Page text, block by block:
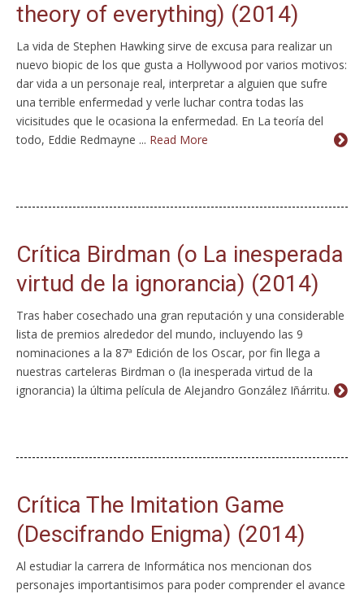
theory of everything) (2014)
La vida de Stephen Hawking sirve de excusa para realizar un
nuevo biopic de los que gusta a Hollywood por varios motivos:
dar vida a un personaje real, interpretar a alguien que sufre
una terrible enfermedad y verle luchar contra todas las
vicisitudes que le ocasiona la enfermedad. En La teoría del
todo, Eddie Redmayne ... Read More
Crítica Birdman (o La inesperada
virtud de la ignorancia) (2014)
Tras haber cosechado una gran reputación y una considerable
lista de premios alrededor del mundo, incluyendo las 9
nominaciones a la 87ª Edición de los Oscar, por fin llega a
nuestras carteleras Birdman o (la inesperada virtud de la
ignorancia) la última película de Alejandro González Iñárritu.
Crítica The Imitation Game
(Descifrando Enigma) (2014)
Al estudiar la carrera de Informática nos mencionan dos
personajes importantisimos para poder comprender el avance